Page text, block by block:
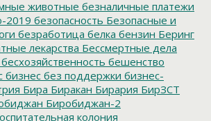
животные безналичные платежи
2019 безопасность Безопасные и
безработица белка бензин Беринг
лекарства Бессмертные дела
бесхозяйственность бешенство
бизнес без поддержки бизнес-
Бира Биракан Бирария БирЗСТ
Биробиджан-2
колония